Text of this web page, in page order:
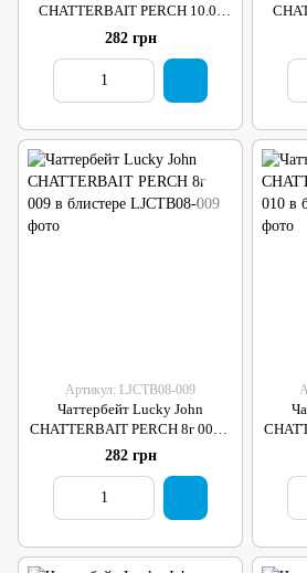
CHATTERBAIT PERCH 10.0г
010 в блистере
282 грн
Артикул: LJCTB08-009
Чаттербейт Lucky John
CHATTERBAIT PERCH 8г 009 в
блистере
282 грн